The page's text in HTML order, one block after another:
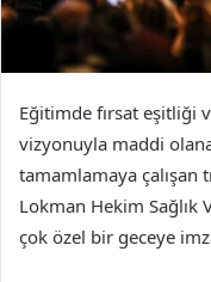
Eğitimde fırsat eşitliği
vizyonuyla maddi
tamamlamaya çalışan
Lokman Hekim Sağlık
çok özel bir geceye